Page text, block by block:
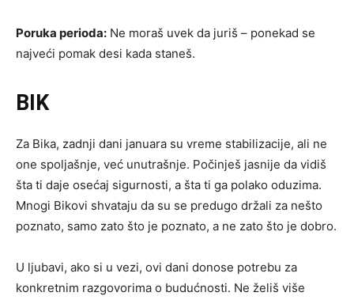
Poruka perioda: Ne moraš uvek da juriš – ponekad se
najveći pomak desi kada staneš.
BIK
Za Bika, zadnji dani januara su vreme stabilizacije, ali ne
one spoljašnje, već unutrašnje. Počinješ jasnije da vidiš
šta ti daje osećaj sigurnosti, a šta ti ga polako oduzima.
Mnogi Bikovi shvataju da su se predugo držali za nešto
poznato, samo zato što je poznato, a ne zato što je dobro.
U ljubavi, ako si u vezi, ovi dani donose potrebu za
konkretnim razgovorima o budućnosti. Ne želiš više